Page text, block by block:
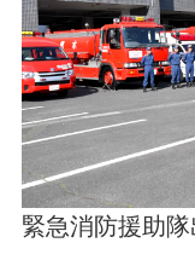
緊急消防援助隊